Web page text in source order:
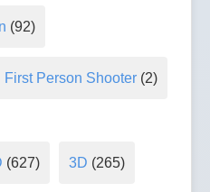
(92)
First Person Shooter (2)
(627) 3D (265)